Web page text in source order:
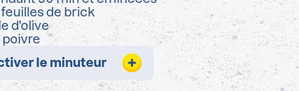
feuilles de brick
d'olive
poivre
le minuteur